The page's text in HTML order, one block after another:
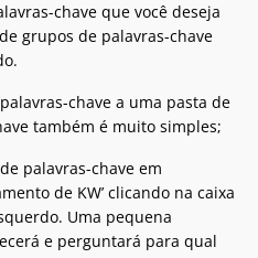
chave que você deseja
grupos de palavras-chave
chave a uma pasta de
também é muito simples;
palavras-chave em
de KW’ clicando na caixa
Uma pequena
e perguntará para qual